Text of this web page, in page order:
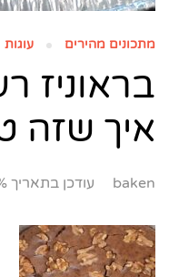
מתכונים מהירים עוגות
בראוניז
איך שזה
baken עודכן בתאריך